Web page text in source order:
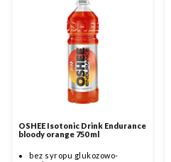
OSHEE Isotonic Drink Endurance
bloody orange 750 ml
bez syropu glukozowo-